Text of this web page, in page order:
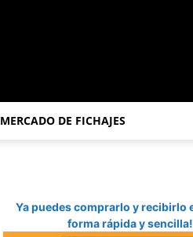
MERCADO DE FICHAJES
Ya puedes comprarlo y recibirlo
forma rápida y sencilla!